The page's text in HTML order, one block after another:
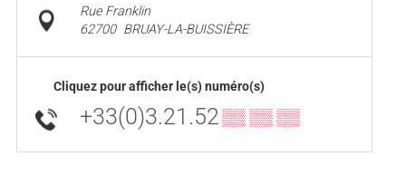
Rue Franklin
62700 BRUAY-LA-BUISSIÈRE
Cliquez pour afficher le(s) numéro(s)
+33(0)3.21.52▒▒ ▒▒ ▒▒